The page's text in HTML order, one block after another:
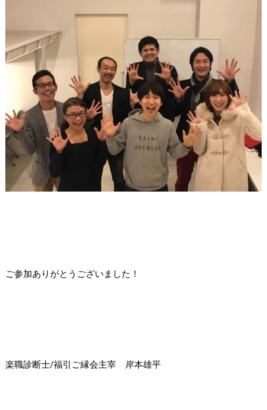
ご参加ありがとうございました！
楽職診断士/福引ご縁会主宰 岸本雄平